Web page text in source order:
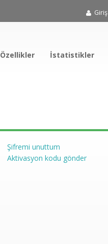
Giriş
Özellikler İstatistikler
Şifremi unuttum
Aktivasyon kodu gönder